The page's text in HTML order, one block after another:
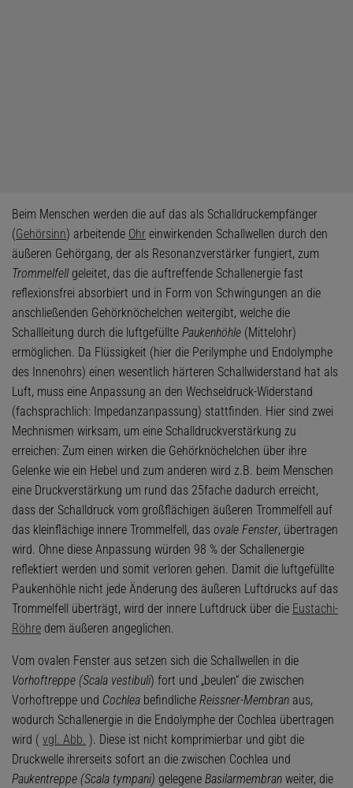
Beim Menschen werden die auf das als Schalldruckempfänger
(Gehörsinn) arbeitende Ohr einwirkenden Schallwellen durch den
äußeren Gehörgang, der als Resonanzverstärker fungiert, zum
Trommelfellgeleitet, das die auftreffende Schallenergie fast
reflexionsfrei absorbiert und in Form von Schwingungen an die
anschließenden Gehörknöchelchen weitergibt, welche die
Schallleitung durch die luftgefüllte Paukenhöhle (Mittelohr)
ermöglichen. Da Flüssigkeit (hier die Perilymphe und Endolymphe
des Innenohrs) einen wesentlich härteren Schallwiderstand hat als
Luft, muss eine Anpassung an den Wechseldruck-Widerstand
(fachsprachlich: Impedanzanpassung) stattfinden. Hier sind zwei
Mechnismen wirksam, um eine Schalldruckverstärkung zu
erreichen: Zum einen wirken die Gehörknöchelchen über ihre
Gelenke wie ein Hebel und zum anderen wird z.B. beim Menschen
eine Druckverstärkung um rund das 25fache dadurch erreicht,
dass der Schalldruck vom großflächigen äußeren Trommelfell auf
das kleinflächige innere Trommelfell, das ovale Fenster, übertragen
wird. Ohne diese Anpassung würden 98 % der Schallenergie
reflektiert werden und somit verloren gehen. Damit die luftgefüllte
Paukenhöhle nicht jede Änderung des äußeren Luftdrucks auf das
Trommelfell überträgt, wird der innere Luftdruck über die Eustachi-
Röhre dem äußeren angeglichen.
Vom ovalen Fenster aus setzen sich die Schallwellen in die
Vorhoftreppe (Scala vestibuli) fort und „beulen“ die zwischen
Vorhoftreppe und Cochlea befindliche Reissner-Membran aus,
wodurch Schallenergie in die Endolymphe der Cochlea übertragen
wird ( vgl. Abb. ). Diese ist nicht komprimierbar und gibt die
Druckwelle ihrerseits sofort an die zwischen Cochlea und
Paukentreppe (Scala tympani) gelegene Basilarmembran weiter, die